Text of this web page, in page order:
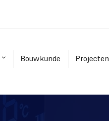
Bouwkunde Projecten